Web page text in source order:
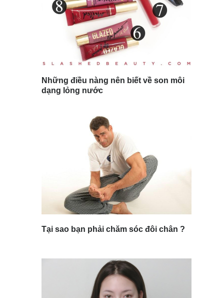
Những điều nàng nên biết về son môi
dạng lỏng nước
Tại sao bạn phải chăm sóc đôi chân ?